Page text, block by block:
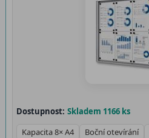
Dostupnost: Skladem 1166 ks
Kapacita 8× A4
Boční otevírání